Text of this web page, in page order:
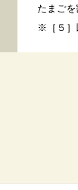
たまご
※［５］